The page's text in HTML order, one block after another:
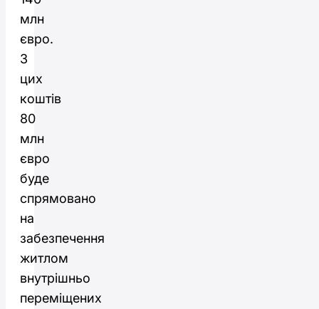
млн
євро.
З
цих
коштів
80
млн
євро
буде
спрямовано
на
забезпечення
житлом
внутрішньо
переміщених